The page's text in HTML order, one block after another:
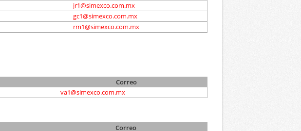
jr1@simexco.com.mx
gc1@simexco.com.mx
rm1@simexco.com.mx
Correo
va1@simexco.com.mx
Correo